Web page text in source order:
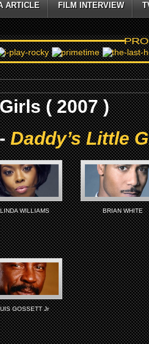
ARTICLE FILM INTERVIEW
( 2007 )
-Daddy’s Little
WILLIAMS BRIAN WHITE
GOSSETT Jr